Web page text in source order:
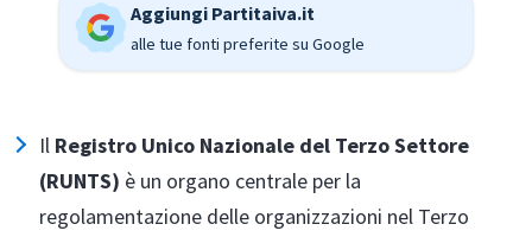
Aggiungi Partitaiva.it
alle tue fonti preferite su Google
Il Registro Unico Nazionale del Terzo Settore
(RUNTS) è un organo centrale per la
regolamentazione delle organizzazioni nel Terzo